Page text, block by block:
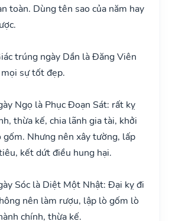
toàn. Dùng tên sao của năm hay
trúng ngày Dần là Đăng Viên
sự tốt đẹp.
Ngọ là Phục Đoạn Sát: rất kỵ
thừa kế, chia lãnh gia tài, khởi
Nhưng nên xây tường, lấp
kết dứt điều hung hại.
Sóc là Diệt Một Nhật: Đại kỵ đi
nên làm rượu, lập lò gốm lò
chính, thừa kế.